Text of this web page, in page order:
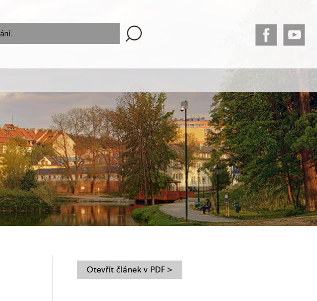
Otevřít článek v PDF >